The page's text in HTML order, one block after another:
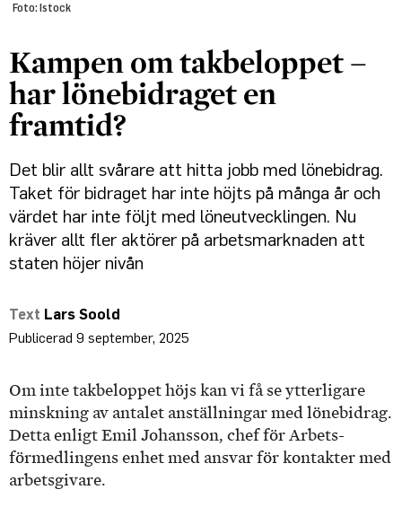
Foto: Istock
Kampen om takbeloppet –
har lönebidraget en
framtid?
Det blir allt svårare att hitta jobb med lönebidrag.
Taket för bidraget har inte höjts på många år och
värdet har inte följt med löneutvecklingen. Nu
kräver allt fler aktörer på arbets­marknaden att
staten höjer nivån
Lars Soold
9 september, 2025
Om inte takbeloppet höjs kan vi få se ytterligare
minskning av antalet anställningar med lönebidrag.
Detta enligt Emil Johansson, chef för Arbets­
förmedlingens enhet med ansvar för kontakter med
arbetsgivare.